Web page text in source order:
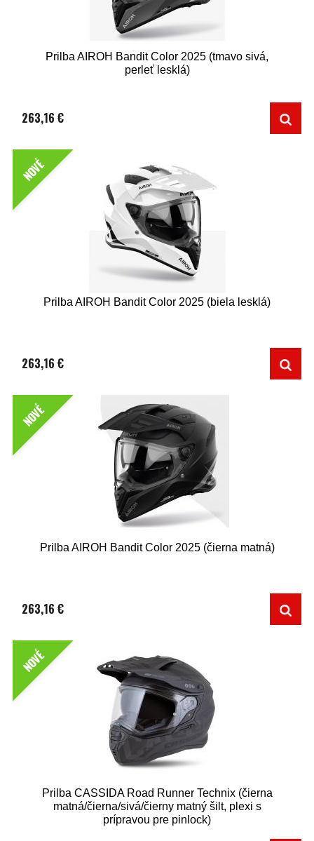
Prilba AIROH Bandit Color 2025 (tmavo sivá,
perleť lesklá)
263,16 €
NOVÉ
Prilba AIROH Bandit Color 2025 (biela lesklá)
263,16 €
NOVÉ
Prilba AIROH Bandit Color 2025 (čierna matná)
263,16 €
NOVÉ
Prilba CASSIDA Road Runner Technix (čierna
matná/čierna/sivá/čierny matný šilt, plexi s
prípravou pre pinlock)